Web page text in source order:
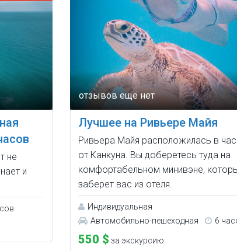
не
и
Лучшее на Ривьере Майя
Ривьера Майя расположилась в
от Канкуна. Вы доберетесь туда на
комфортабельном минивэне,
заберет вас из отеля.
Индивидуальная
Автомобильно-пешеходная
6
550 $ за экскурсию